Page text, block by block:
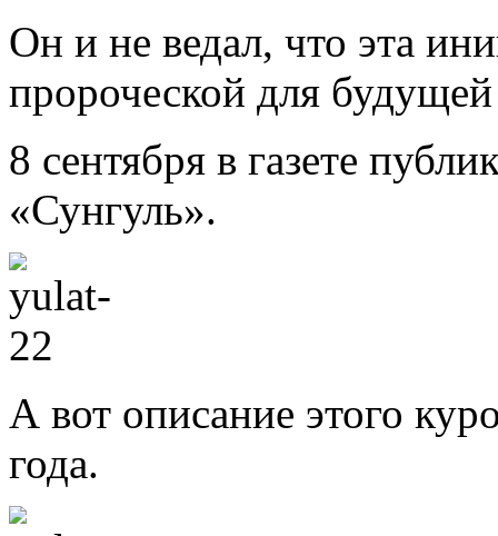
Он и не ведал, что эта
пророческой для
8 сентября в газете
«Сунгуль».
А вот описание этого
года.